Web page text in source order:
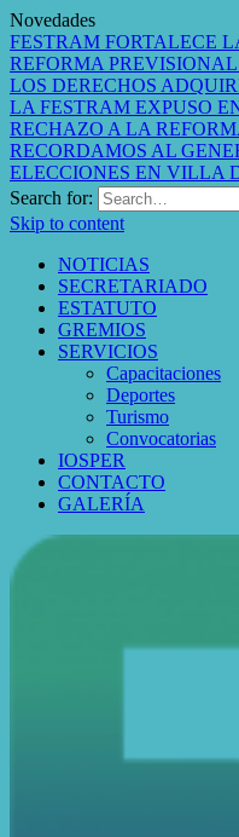
Novedades
FESTRAM FORTALECE
REFORMA
LOS DERECHOS
LA FESTRAM EXPUSO
RECHAZO A LA
RECORDAMOS AL
ELECCIONES EN VILLA
Search for:
Skip to content
NOTICIAS
SECRETARIADO
ESTATUTO
GREMIOS
SERVICIOS
Capacitaciones
Deportes
Turismo
Convocatorias
IOSPER
CONTACTO
GALERÍA